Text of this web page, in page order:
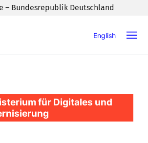
wechseln
– Bundesrepublik Deutschland
English
für Digitales und